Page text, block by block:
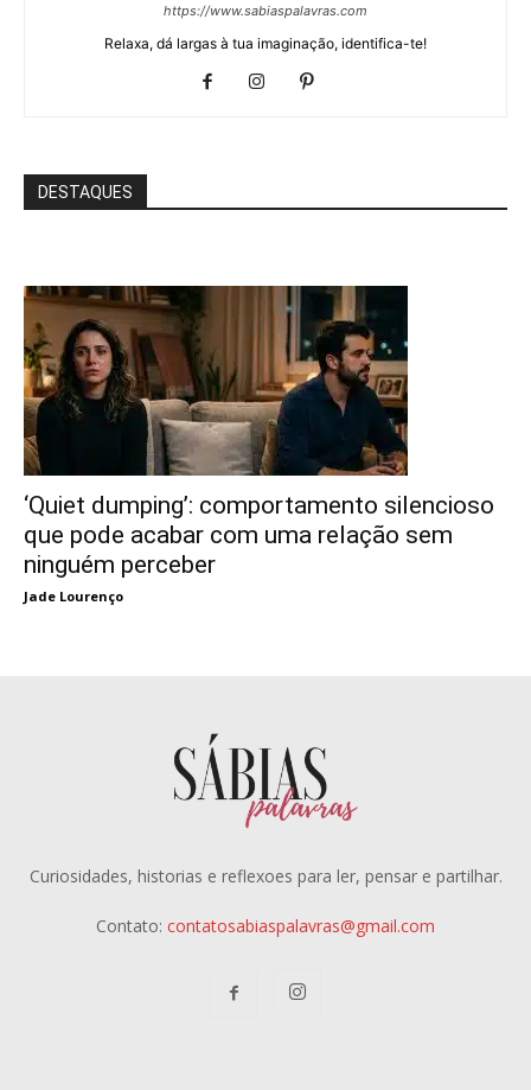
https://www.sabiaspalavras.com
Relaxa, dá largas à tua imaginação, identifica-te!
DESTAQUES
‘Quiet dumping’: comportamento silencioso
que pode acabar com uma relação sem
ninguém perceber
Jade Lourenço
Curiosidades, historias e reflexoes para ler, pensar e partilhar.
Contato: contatosabiaspalavras@gmail.com